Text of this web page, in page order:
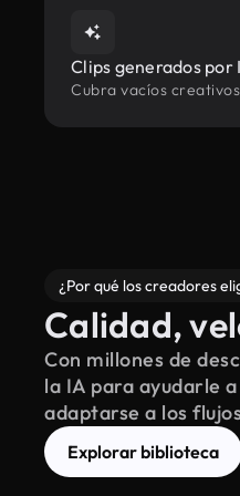
Clips generados por
Cubra vacíos
¿Por qué los creadores
Calidad,
Con millones de
la IA para ayudarle
adaptarse a los
Explorar biblioteca